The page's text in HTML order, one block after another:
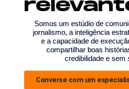
Somos um estúdio de
jornalismo, a inteligência
e a capacidade de
compartilhar boas
credibilidade e sem
Converse com um